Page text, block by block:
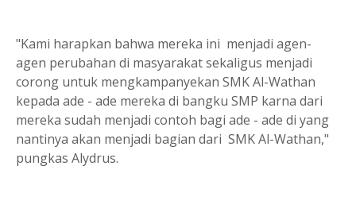
"Kami harapkan bahwa mereka ini menjadi agen-
agen perubahan di masyarakat sekaligus menjadi
corong untuk mengkampanyekan SMK Al-Wathan
kepada ade - ade mereka di bangku SMP karna dari
mereka sudah menjadi contoh bagi ade - ade di yang
nantinya akan menjadi bagian dari SMK Al-Wathan,"
pungkas Alydrus.